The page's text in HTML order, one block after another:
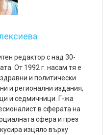
редактор с над 30-
От 1992 г. насам тя е
и политически
и регионални издания,
и седмичници. Г-жа
в сферата на
сфера и през
изцяло върху